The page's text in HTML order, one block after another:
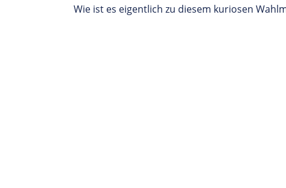
Wie ist es eigentlich zu diesem kuriosen